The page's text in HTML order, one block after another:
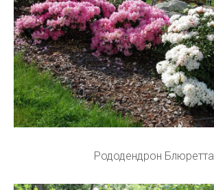
Рододендрон Блюретта